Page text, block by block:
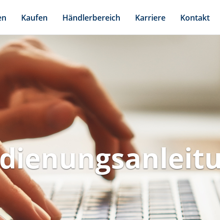
Kaufen Händlerbereich Karriere Kontakt